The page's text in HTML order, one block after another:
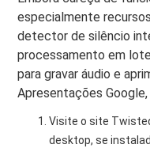
especialmente
detector de silêncio
processamento em
para gravar áudio e
Apresentações
Visite o site
desktop, se